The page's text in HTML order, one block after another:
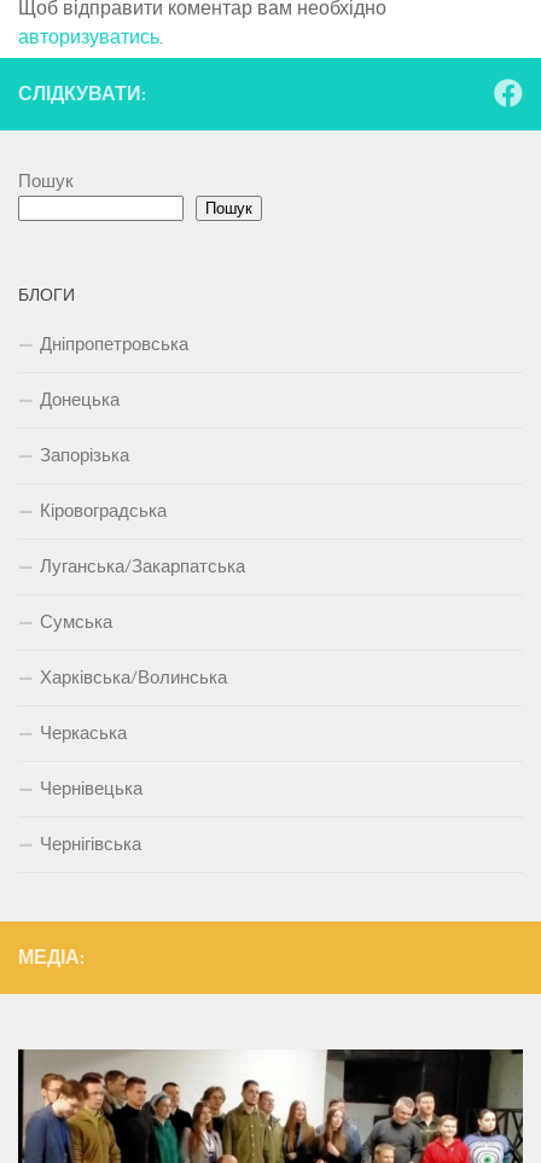
Щоб відправити коментар вам необхідно
авторизуватись.
СЛІДКУВАТИ:
Пошук
Пошук
БЛОГИ
Дніпропетровська
Донецька
Запорізька
Кіровоградська
Луганська/Закарпатська
Сумська
Харківська/Волинська
Черкаська
Чернівецька
Чернігівська
МЕДІА: